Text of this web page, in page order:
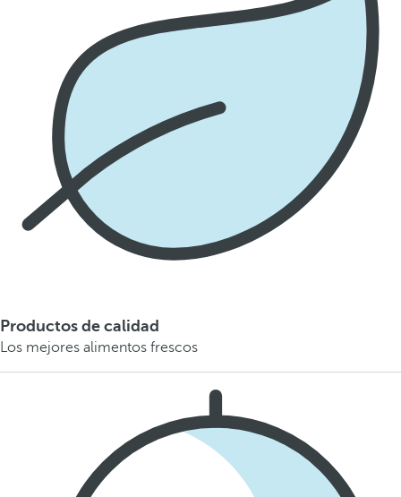
Productos de calidad
Los mejores alimentos frescos